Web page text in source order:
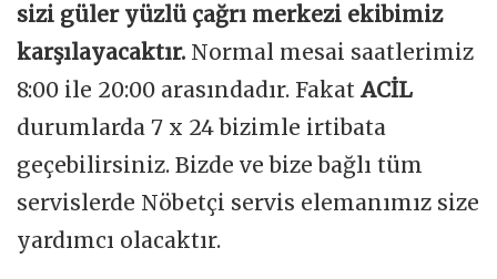
sizi güler yüzlü çağrı merkezi ekibimiz
karşılayacaktır. Normal mesai saatlerimiz
8:00 ile 20:00 arasındadır. Fakat ACİL
durumlarda 7 x 24 bizimle irtibata
geçebilirsiniz. Bizde ve bize bağlı tüm
servislerde Nöbetçi servis elemanımız size
yardımcı olacaktır.